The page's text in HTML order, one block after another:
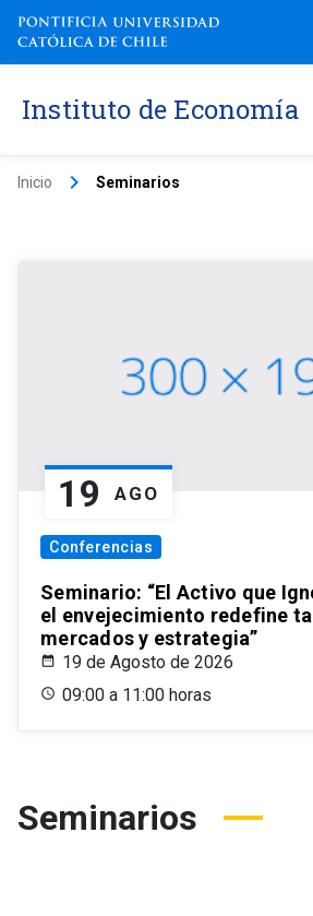
Instituto de Economía
Inicio keyboard_arrow_right Seminarios
19 AGO
Conferencias
Seminario: “El Activo que
el envejecimiento redefine
mercados y estrategia”
19 de Agosto de 2026
09:00 a 11:00 horas
Seminarios